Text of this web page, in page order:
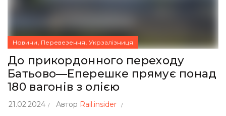
Новини, Перевезення, Укрзалізниця
До прикордонного переходу
Батьово—Еперешке прямує понад
180 вагонів з олією
21.02.2024 Автор Rail.insider